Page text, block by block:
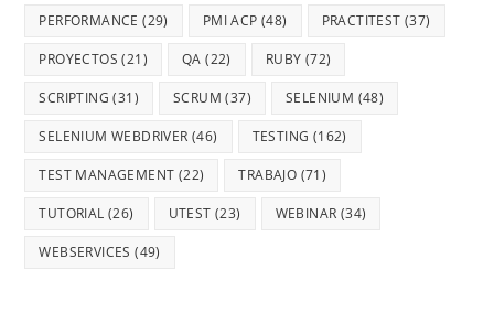
PERFORMANCE (29) PMI ACP (48) PRACTITEST (37)
PROYECTOS (21) QA (22) RUBY (72)
SCRIPTING (31) SCRUM (37) SELENIUM (48)
SELENIUM WEBDRIVER (46) TESTING (162)
TEST MANAGEMENT (22) TRABAJO (71)
TUTORIAL (26) UTEST (23) WEBINAR (34)
WEBSERVICES (49)